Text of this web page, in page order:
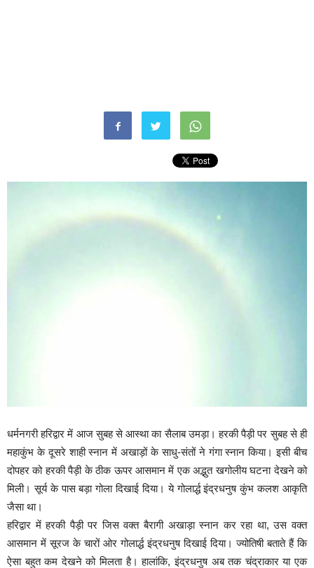
धर्मनगरी हरिद्वार में आज सुबह से आस्था का सैलाब उमड़ा। हरकी पैड़ी पर सुबह से ही
महाकुंभ के दूसरे शाही स्नान में अखाड़ों के साधु-संतों ने गंगा स्नान किया। इसी बीच
दोपहर को हरकी पैड़ी के ठीक ऊपर आसमान में एक अद्भुत खगोलीय घटना देखने को
मिली। सूर्य के पास बड़ा गोला दिखाई दिया। ये गोलार्द्ध इंद्रधनुष कुंभ कलश आकृति
जैसा था।
हरिद्वार में हरकी पैड़ी पर जिस वक्त बैरागी अखाड़ा स्नान कर रहा था, उस वक्त
आसमान में सूरज के चारों ओर गोलार्द्ध इंद्रधनुष दिखाई दिया। ज्योतिषी बताते हैं कि
ऐसा बहुत कम देखने को मिलता है। हालांकि, इंद्रधनुष अब तक चंद्राकार या एक